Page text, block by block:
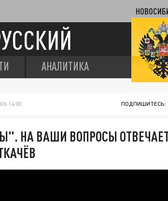
АНАЛИТИКА
14:00 ПОДПИШИТЕСЬ:
НА ВАШИ ВОПРОСЫ